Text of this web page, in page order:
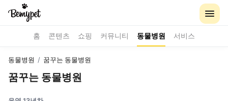
홈 콘텐츠 쇼핑 커뮤니티 동물병원 서비스
동물병원 / 꿈꾸는 동물병원
꿈꾸는 동물병원